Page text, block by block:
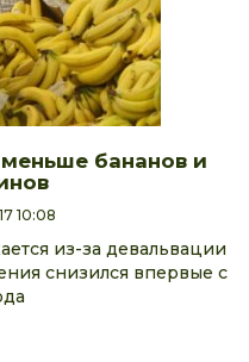
бананов и
10:08
из-за девальвации
снизился впервые с